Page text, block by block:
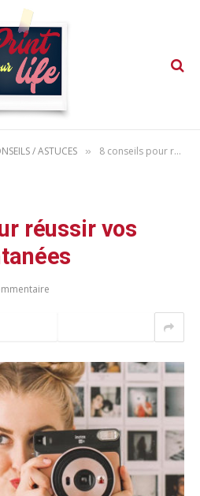
/ ASTUCES » 8 conseils pour réussir vos photos instantanées
réussir vos